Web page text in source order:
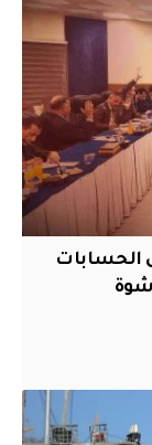
الحسابات